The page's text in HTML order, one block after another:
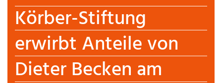
Körber-Stiftung
erwirbt Anteile von
Dieter Becken am